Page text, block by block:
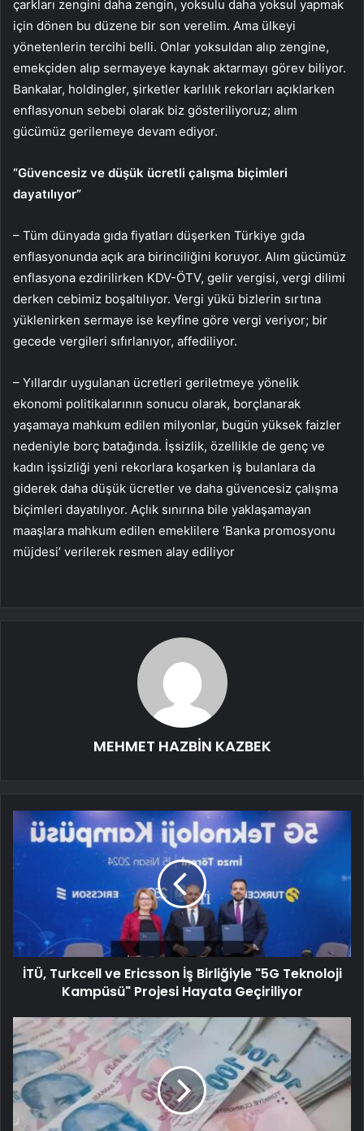
çarkları zengini daha zengin, yoksulu daha yoksul yapmak
için dönen bu düzene bir son verelim. Ama ülkeyi
yönetenlerin tercihi belli. Onlar yoksuldan alıp zengine,
emekçiden alıp sermayeye kaynak aktarmayı görev biliyor.
Bankalar, holdingler, şirketler karlılık rekorları açıklarken
enflasyonun sebebi olarak biz gösteriliyoruz; alım
gücümüz gerilemeye devam ediyor.
“Güvencesiz ve düşük ücretli çalışma biçimleri
dayatılıyor”
– Tüm dünyada gıda fiyatları düşerken Türkiye gıda
enflasyonunda açık ara birinciliğini koruyor. Alım gücümüz
enflasyona ezdirilirken KDV-ÖTV, gelir vergisi, vergi dilimi
derken cebimiz boşaltılıyor. Vergi yükü bizlerin sırtına
yüklenirken sermaye ise keyfine göre vergi veriyor; bir
gecede vergileri sıfırlanıyor, affediliyor.
– Yıllardır uygulanan ücretleri geriletmeye yönelik
ekonomi politikalarının sonucu olarak, borçlanarak
yaşamaya mahkum edilen milyonlar, bugün yüksek faizler
nedeniyle borç batağında. İşsizlik, özellikle de genç ve
kadın işsizliği yeni rekorlara koşarken iş bulanlara da
giderek daha düşük ücretler ve daha güvencesiz çalışma
biçimleri dayatılıyor. Açlık sınırına bile yaklaşamayan
maaşlara mahkum edilen emeklilere ‘Banka promosyonu
müjdesi’ verilerek resmen alay ediliyor
MEHMET HAZBİN KAZBEK
İTÜ, Turkcell ve Ericsson İş Birliğiyle "5G Teknoloji
Kampüsü" Projesi Hayata Geçiriliyor